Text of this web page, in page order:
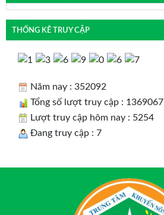
THỐNG KÊ TRUY CẬP
Năm nay : 352092
Tổng số lượt truy cập : 1369067
Lượt truy cập hôm nay : 5254
Đang truy cập : 7